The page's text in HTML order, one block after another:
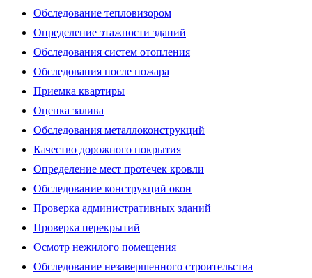
Обследование тепловизором
Определение этажности зданий
Обследования систем отопления
Обследования после пожара
Приемка квартиры
Оценка залива
Обследования металлоконструкций
Качество дорожного покрытия
Определение мест протечек кровли
Обследование конструкций окон
Проверка административных зданий
Проверка перекрытий
Осмотр нежилого помещения
Обследование незавершенного строительства